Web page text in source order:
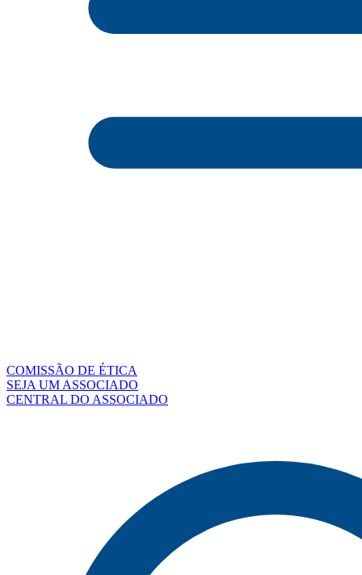
COMISSÃO DE ÉTICA
SEJA UM ASSOCIADO
CENTRAL DO ASSOCIADO